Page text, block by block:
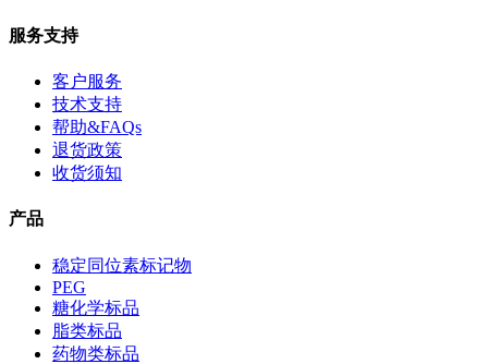
服务支持
客户服务
技术支持
帮助&FAQs
退货政策
收货须知
产品
稳定同位素标记物
PEG
糖化学标品
脂类标品
药物类标品